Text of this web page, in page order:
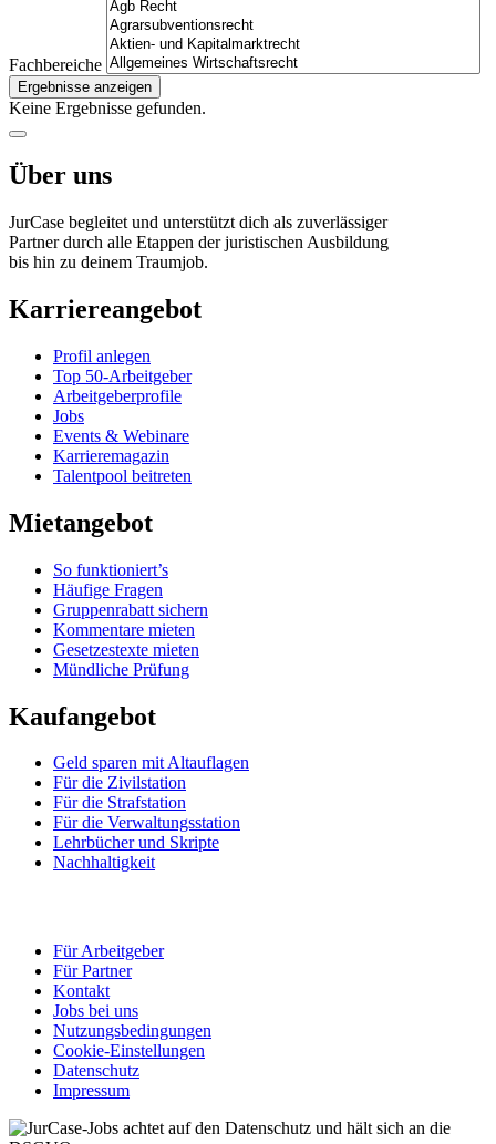
Fachbereiche
Ergebnisse anzeigen
Keine Ergebnisse gefunden.
Über uns
JurCase begleitet und unterstützt dich als zuverlässiger
Partner durch alle Etappen der juristischen Ausbildung
bis hin zu deinem Traumjob.
Karriereangebot
Profil anlegen
Top 50-Arbeitgeber
Arbeitgeberprofile
Jobs
Events & Webinare
Karrieremagazin
Talentpool beitreten
Mietangebot
So funktioniert’s
Häufige Fragen
Gruppenrabatt sichern
Kommentare mieten
Gesetzestexte mieten
Mündliche Prüfung
Kaufangebot
Geld sparen mit Altauflagen
Für die Zivilstation
Für die Strafstation
Für die Verwaltungsstation
Lehrbücher und Skripte
Nachhaltigkeit
Für Arbeitgeber
Für Partner
Kontakt
Jobs bei uns
Nutzungsbedingungen
Cookie-Einstellungen
Datenschutz
Impressum